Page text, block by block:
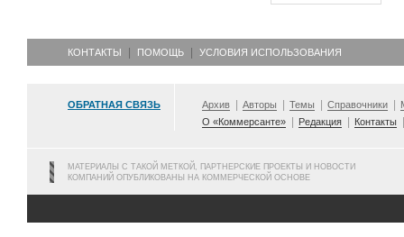
КОНТАКТЫ ПОМОЩЬ УСЛОВИЯ ИСПОЛЬЗОВАНИЯ
ОБРАТНАЯ СВЯЗЬ Архив Авторы Темы Справочники
О «Коммерсанте»
Редакция Контакты
МАТЕРИАЛЫ С ТАКОЙ МЕТКОЙ, ПАРТНЕРСКИЕ ПРОЕКТЫ И НОВОСТИ
КОМПАНИЙ ОПУБЛИКОВАНЫ НА КОММЕРЧЕСКОЙ ОСНОВЕ